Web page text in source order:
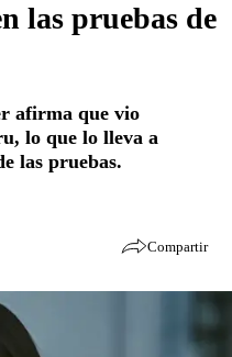
las pruebas de
afirma que vio
lo que lo lleva a
las pruebas.
Compartir